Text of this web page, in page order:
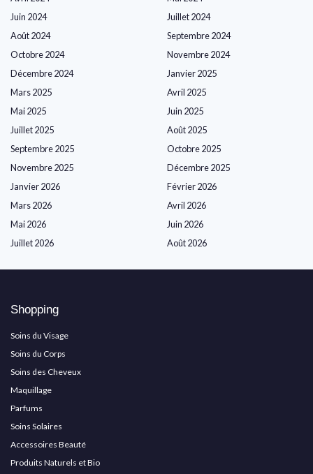
Juin 2024
Juillet 2024
Août 2024
Septembre 2024
Octobre 2024
Novembre 2024
Décembre 2024
Janvier 2025
Mars 2025
Avril 2025
Mai 2025
Juin 2025
Juillet 2025
Août 2025
Septembre 2025
Octobre 2025
Novembre 2025
Décembre 2025
Janvier 2026
Février 2026
Mars 2026
Avril 2026
Mai 2026
Juin 2026
Juillet 2026
Août 2026
Shopping
Soins du Visage
Soins du Corps
Soins des Cheveux
Maquillage
Parfums
Soins Solaires
Accessoires Beauté
Produits Naturels et Bio